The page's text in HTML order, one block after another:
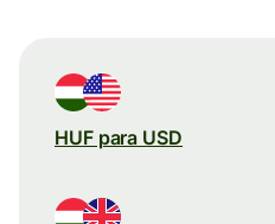
HUF para USD